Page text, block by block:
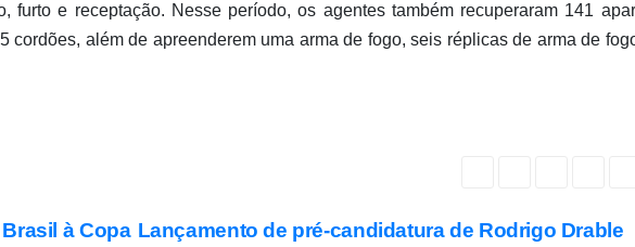
furto e receptação. Nesse período, os agentes também recuperaram 141
cordões, além de apreenderem uma arma de fogo, seis réplicas de arma de
Lançamento de pré-candidatura de Rodrigo Drable
à Copa